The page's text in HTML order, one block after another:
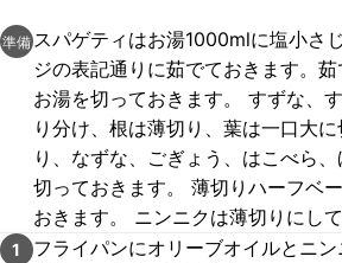
準備 スパゲティはお湯1000mlに塩小さ
ジの表記通りに茹でておきます。茹
お湯を切っておきます。 すずな、
り分け、根は薄切り、葉は一口大
り、なずな、ごぎょう、はこべら
切っておきます。 薄切りハーフベ
おきます。 ニンニクは薄切りにして
1
フライパンにオリーブオイルとニ